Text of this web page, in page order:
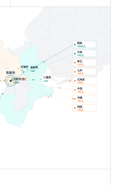
大阪府(他)
+369
滋賀県
+68
三重県
+25
京都府
-4
和泉市
関東
+620人
中部
+52人
東北
-11人
九州
-20人
北海道
-29人
中国
-30人
沖縄
-40人
四国
-43人